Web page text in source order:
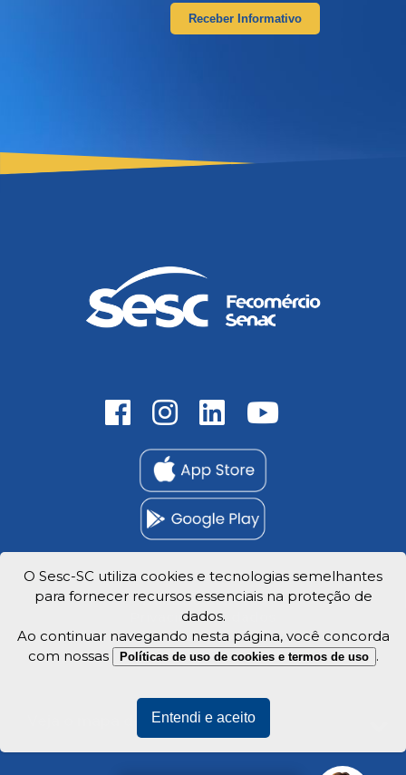
Receber Informativo
Trabalhe Conosco
Privacidade e dados
Veja o mapa do site
O Sesc-SC utiliza cookies e tecnologias semelhantes
para fornecer recursos essenciais na proteção de
dados.
Ao continuar navegando nesta página, você concorda
com nossas
Políticas de uso de cookies e termos de uso .
Entendi e aceito